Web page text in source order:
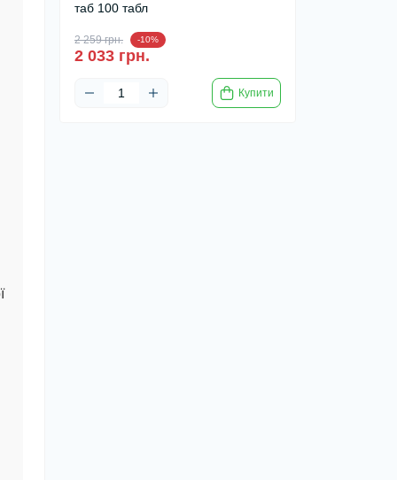
таб 100 табл
2 259 грн. -10%
2 033 грн.
Купити